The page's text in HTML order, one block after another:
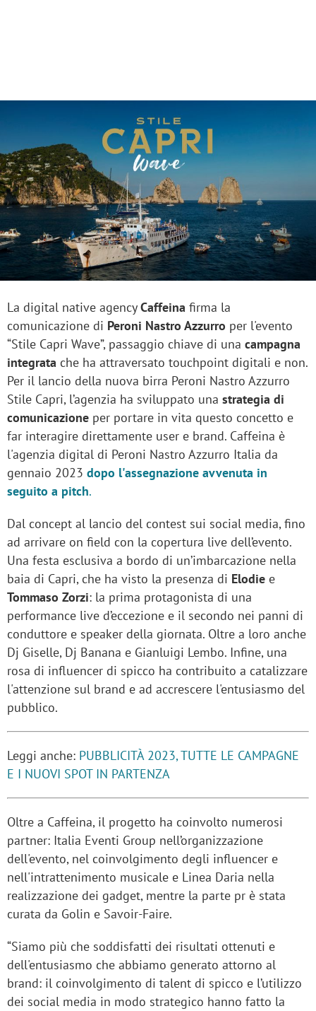
La digital native agencyCaffeina firma la
comunicazione di Peroni Nastro Azzurro per l'evento
“Stile Capri Wave”, passaggio chiave di una campagna
integrata che ha attraversato touchpoint digitali e non.
Per il lancio della nuova birra Peroni Nastro Azzurro
Stile Capri, l’agenzia ha sviluppato una strategia di
comunicazione per portare in vita questo concetto e
far interagire direttamente user e brand. Caffeina è
l'agenzia digital di Peroni Nastro Azzurro Italia da
gennaio 2023 dopo l'assegnazione avvenuta in
seguito a pitch.
Dal concept al lancio del contest sui social media, fino
ad arrivare on field con la copertura live dell’evento.
Una festa esclusiva a bordo di un’imbarcazione nella
baia di Capri, che ha visto la presenza di Elodie e
Tommaso Zorzi: la prima protagonista di una
performance live d’eccezione e il secondo nei panni di
conduttore e speaker della giornata. Oltre a loro anche
Dj Giselle, Dj Banana e Gianluigi Lembo. Infine, una
rosa di influencer di spicco ha contribuito a catalizzare
l'attenzione sul brand e ad accrescere l'entusiasmo del
pubblico.
Leggi anche: PUBBLICITÀ 2023, TUTTE LE CAMPAGNE
E I NUOVI SPOT IN PARTENZA
Oltre a Caffeina, il progetto ha coinvolto numerosi
partner: Italia Eventi Group nell’organizzazione
dell'evento, nel coinvolgimento degli influencer e
nell'intrattenimento musicale e Linea Daria nella
realizzazione dei gadget, mentre la parte pr è stata
curata da Golin e Savoir-Faire.
“Siamo più che soddisfatti dei risultati ottenuti e
dell'entusiasmo che abbiamo generato attorno al
brand: il coinvolgimento di talent di spicco e l’utilizzo
dei social media in modo strategico hanno fatto la